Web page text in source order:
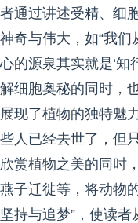
者通过讲述受精、细
神奇与伟大，如“我
心的源泉其实就是‘知
解细胞奥秘的同时，
展现了植物的独特魅
些人已经去世了，但
欣赏植物之美的同时
燕子迁徙等，将动物
坚持与追梦”，使读